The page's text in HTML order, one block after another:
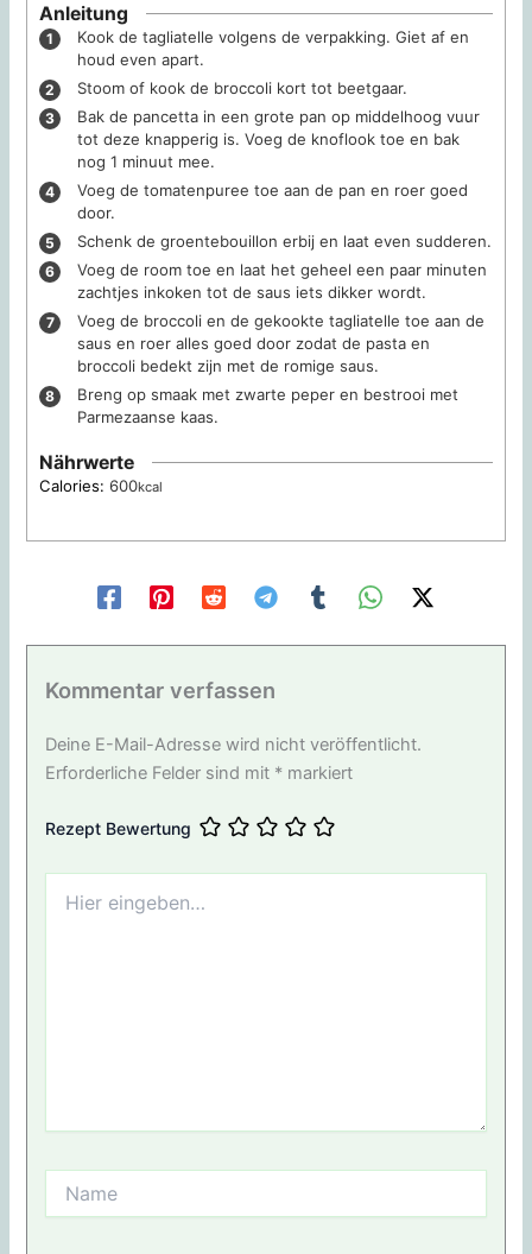
Anleitung
Kook de tagliatelle volgens de verpakking. Giet af en
houd even apart.
Stoom of kook de broccoli kort tot beetgaar.
Bak de pancetta in een grote pan op middelhoog vuur
tot deze knapperig is. Voeg de knoflook toe en bak
nog 1 minuut mee.
Voeg de tomatenpuree toe aan de pan en roer goed
door.
Schenk de groentebouillon erbij en laat even sudderen.
Voeg de room toe en laat het geheel een paar minuten
zachtjes inkoken tot de saus iets dikker wordt.
Voeg de broccoli en de gekookte tagliatelle toe aan de
saus en roer alles goed door zodat de pasta en
broccoli bedekt zijn met de romige saus.
Breng op smaak met zwarte peper en bestrooi met
Parmezaanse kaas.
Nährwerte
Calories:600kcal
Kommentar verfassen
Deine E-Mail-Adresse wird nicht veröffentlicht.
Erforderliche Felder sind mit * markiert
Rezept Bewertung
eingeben…